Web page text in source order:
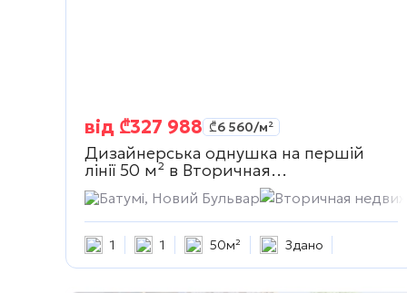
від ₾327 988 ₾6 560/м²
Дизайнерська однушка на першій
лінії 50 м² в Вторичная
недвижимость
Батумі, Новий Бульвар Вторичная
1 1 50м² Здано